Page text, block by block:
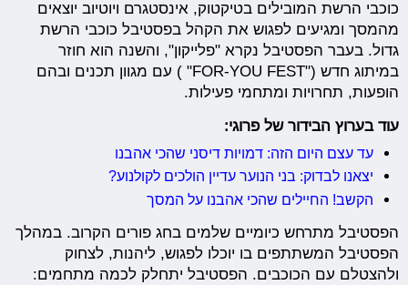
כוכבי הרשת המובילים בטיקטוק, אינסטגרם ויוטיוב יוצאים
מהמסך ומגיעים לפגוש את הקהל בפסטיבל כוכבי הרשת
גדול. בעבר הפסטיבל נקרא "פלייקון", והשנה הוא חוזר
במיתוג חדש ("FOR-YOU FEST" ) עם מגוון תכנים ובהם
הופעות, תחרויות ומתחמי פעילות.
עוד בערוץ הבידור של פרוגי:
עד עצם היום הזה: דמויות דיסני שהכי אהבנו
יצאנו לבדוק: בני הנוער עדיין הולכים לקולנוע?
הקשב! החיילים שהכי אהבנו על המסך
הפסטיבל מתרחש כיומיים שלמים בחג פורים הקרוב. במהלך
הפסטיבל המשתתפים בו יוכלו לפגוש, ליהנות, לצחוק
ולהצטלם עם הכוכבים. הפסטיבל יתחלק לכמה מתחמים: